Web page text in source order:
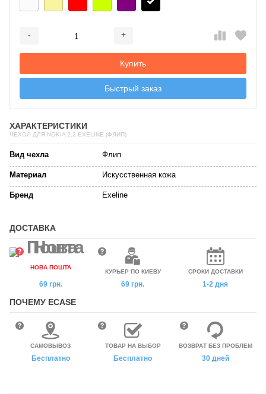
- +
Купить
Быстрый заказ
ХАРАКТЕРИСТИКИ
ЧЕХОЛ ДЛЯ NOKIA 2.2 EXELINE (ФЛИП)
Вид чехла Флип
Материал Искусственная кожа
Бренд Exeline
ДОСТАВКА
НОВА ПОШТА
69 грн.
КУРЬЕР ПО КИЕВУ
69 грн.
СРОКИ ДОСТАВКИ
1-2 дня
ПОЧЕМУ ECASE
САМОВЫВОЗ
Бесплатно
ТОВАР НА ВЫБОР
Бесплатно
ВОЗВРАТ БЕЗ ПРОБЛЕМ
30 дней